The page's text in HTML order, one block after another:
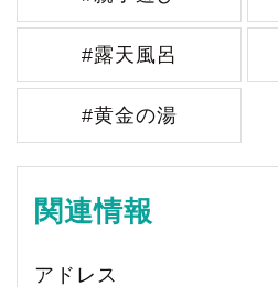
#露天風呂
#黄金の湯
関連情報
アドレス